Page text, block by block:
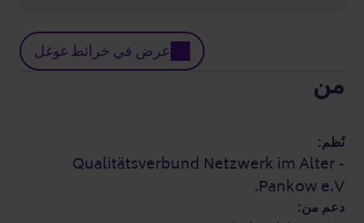
عرض في خرائط غوغل
من
نُظم:
Qualitätsverbund Netzwerk im Alter -
Pankow e.V.
دعم من: